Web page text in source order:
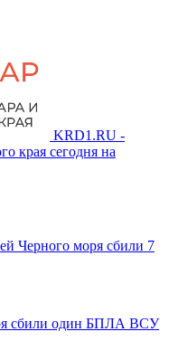
KRD1.RU -
края сегодня на
Черного моря сбили 7
сбили один БПЛА ВСУ